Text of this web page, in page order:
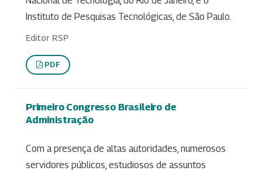
Instituto de Pesquisas Tecnológicas, de São Paulo.
Editor RSP
PDF
Primeiro Congresso Brasileiro de
Administração
Com a presença de altas autoridades, numerosos
servidores públicos, estudiosos de assuntos